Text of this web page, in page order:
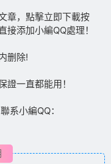
章，點擊立即下載按
添加小編QQ處理！
删除!
證一直都能用！
系小編QQ：